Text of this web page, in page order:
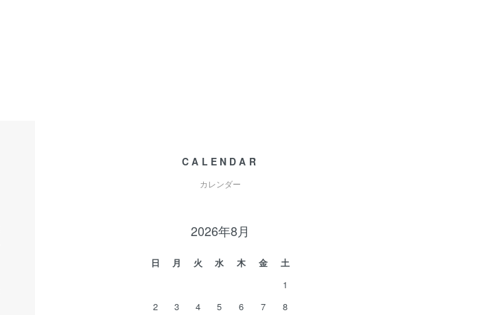
CALENDAR
カレンダー
2026年8月
日 月 火 水 木 金
土
1
2
3 4 5 6 7
8